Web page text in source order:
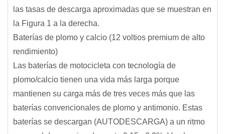
las tasas de descarga aproximadas que se muestran en
la Figura 1 a la derecha.
Baterías de plomo y calcio (12 voltios premium de alto
rendimiento)
Las baterías de motocicleta con tecnología de
plomo/calcio tienen una vida más larga porque
mantienen su carga más de tres veces más que las
baterías convencionales de plomo y antimonio. Estas
baterías se descargan (AUTODESCARGA) a un ritmo